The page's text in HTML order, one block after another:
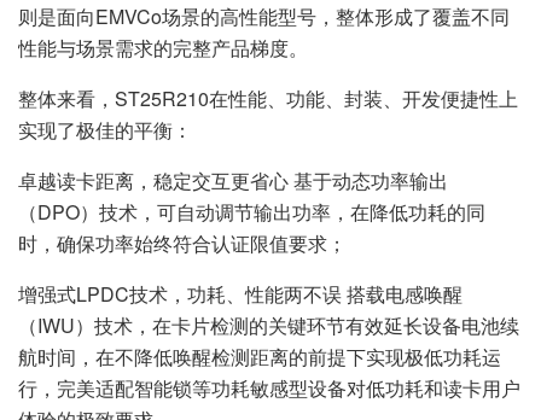
则是面向EMVCo场景的高性能型号，整体形成了覆盖不同
性能与场景需求的完整产品梯度。
整体来看，ST25R210在性能、功能、封装、开发便捷性上
实现了极佳的平衡：
卓越读卡距离，稳定交互更省心 基于动态功率输出
（DPO）技术，可自动调节输出功率，在降低功耗的同
时，确保功率始终符合认证限值要求；
增强式LPDC技术，功耗、性能两不误 搭载电感唤醒
（IWU）技术，在卡片检测的关键环节有效延长设备电池续
航时间，在不降低唤醒检测距离的前提下实现极低功耗运
行，完美适配智能锁等功耗敏感型设备对低功耗和读卡用户